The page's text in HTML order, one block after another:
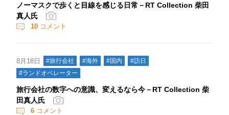
ノーマスクで歩くと目線を感じる日常－RT Collection 柴田
真人氏
10 コメント
8月18日 #旅行会社 #海外 #国内
#訪日
#ランドオペレーター
旅行会社の数字への意識、変えるなら今－RT Collection 柴
田真人氏
6 コメント